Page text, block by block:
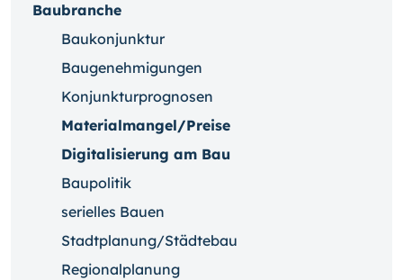
Baubranche
Baukonjunktur
Baugenehmigungen
Konjunkturprognosen
Materialmangel/Preise
Digitalisierung am Bau
Baupolitik
serielles Bauen
Stadtplanung/Städtebau
Regionalplanung